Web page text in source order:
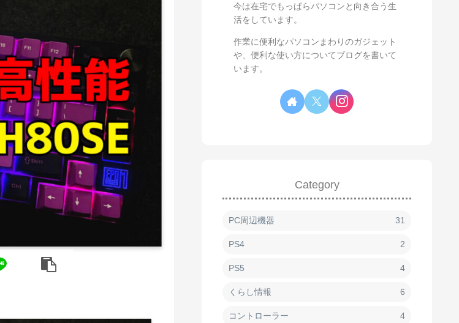
今は在宅でもっぱらパソコンと向き合う生
活をしています。
作業に便利なパソコンまわりのガジェット
や、便利な使い方についてブログを書いて
います。
Category
PC周辺機器 31
PS4 2
PS5 4
くらし情報 6
コントローラー 4